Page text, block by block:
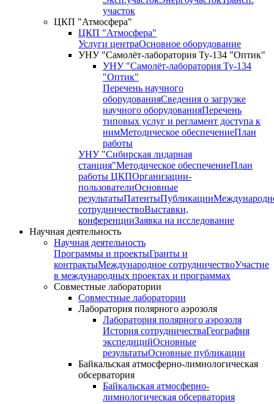
участок
ЦКП "Атмосфера"
ЦКП "Атмосфера"
Услуги центраОсновное оборудование
УНУ "Самолёт-лаборатория Ту-134 "Оптик"
УНУ "Самолёт-лаборатория Ту-134
"Оптик"
Перечень научного
оборудованияСведения о загрузке
научного оборудованияПеречень
типовых услуг и регламент доступа к
нимМетодическое обеспечениеПлан
работы
УНУ "Сибирская лидарная
станция"Методическое обеспечениеПлан
работы ЦКПОрганизации-
пользователиОсновные
результатыПатентыПубликации
сотрудничествоВыставки,
конференцииЗаявка на исследование
Научная деятельность
Научная деятельность
Программы и проектыГранты и
контрактыМеждународное сотрудничествоУчастие
в международных проектах и программах
Совместные лаборатории
Совместные лаборатории
Лаборатория полярного аэрозоля
Лаборатория полярного аэрозоля
История сотрудничестваГеография
экспедицийОсновные
результатыОсновные публикации
Байкальская атмосферно-лимнологическая
обсерватория
Байкальская атмосферно-
лимнологическая обсерватория